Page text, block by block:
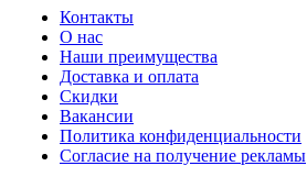
Контакты
О нас
Наши преимущества
Доставка и оплата
Скидки
Вакансии
Политика конфиденциальности
Согласие на получение рекламы